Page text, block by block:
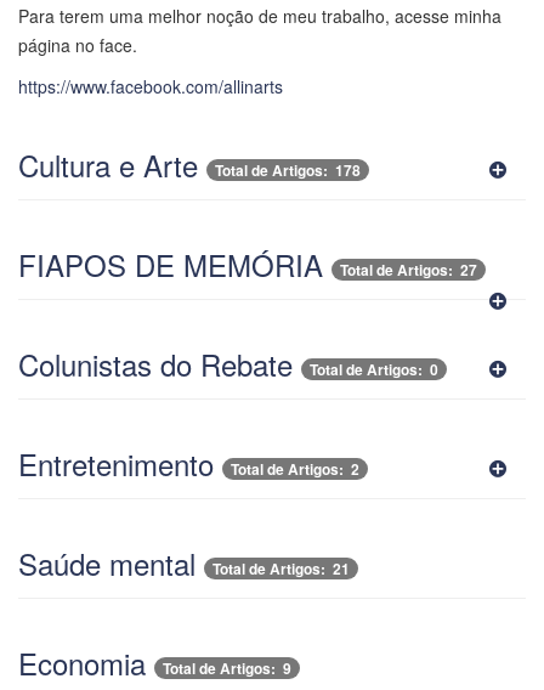
Para terem uma melhor noção de meu trabalho, acesse minha
página no face.
https://www.facebook.com/allinarts
Cultura e Arte Total de Artigos: 178
FIAPOS DE MEMÓRIA Total de Artigos: 27
Colunistas do Rebate Total de Artigos: 0
Entretenimento Total de Artigos: 2
Saúde mental Total de Artigos: 21
Economia Total de Artigos: 9